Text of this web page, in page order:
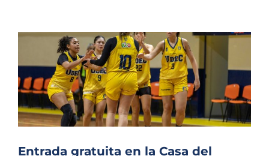
Entrada gratuita en la Casa del